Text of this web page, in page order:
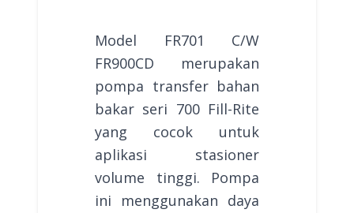
Model FR701 C/W
FR900CD merupakan
pompa transfer bahan
bakar seri 700 Fill-Rite
yang cocok untuk
aplikasi stasioner
volume tinggi. Pompa
ini menggunakan daya